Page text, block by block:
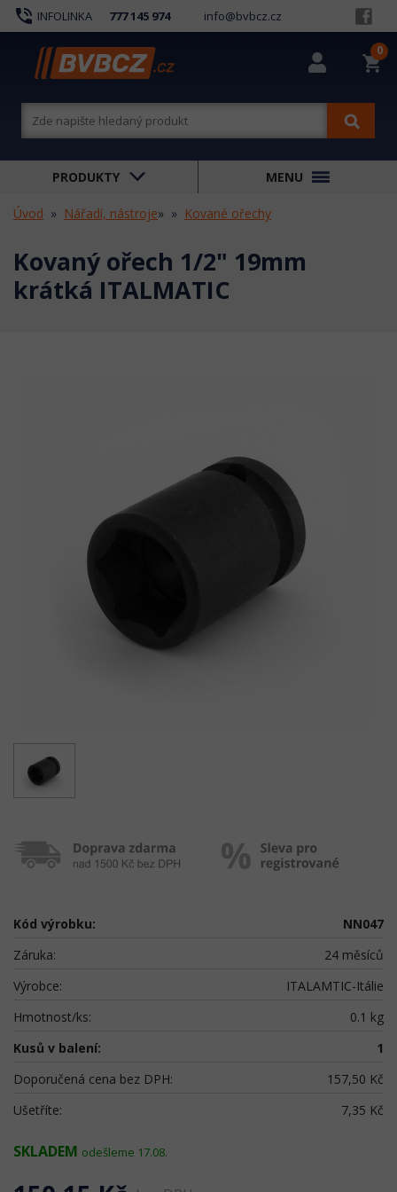
phone_in_talk INFOLINKA 777 145 974 info@bvbcz.cz
shopping_cart
0
PRODUKTY MENU
Úvod Nářadí, nástroje» Kované ořechy
Kovaný ořech 1/2" 19mm
krátká ITALMATIC
Kód výrobku:
NN047
Záruka:
24 měsíců
Výrobce:
ITALAMTIC-Itálie
Hmotnost/ks:
0.1 kg
Kusů v balení:
1
Doporučená cena bez DPH:
157,50 Kč
Ušetříte:
7,35 Kč
SKLADEM odešleme 17.08.